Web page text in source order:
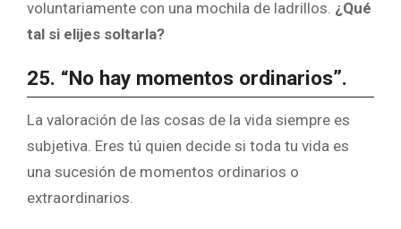
voluntariamente con una mochila de ladrillos. ¿Qué
tal si elijes soltarla?
25. “No hay momentos ordinarios”.
La valoración de las cosas de la vida siempre es
subjetiva. Eres tú quien decide si toda tu vida es
una sucesión de momentos ordinarios o
extraordinarios.